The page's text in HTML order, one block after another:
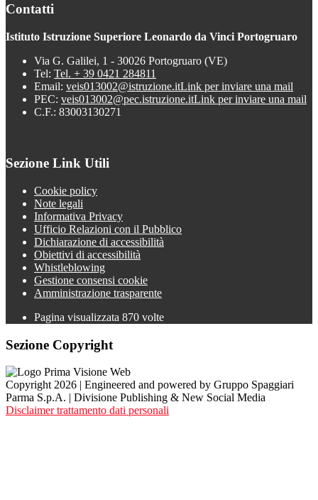
Contatti
Istituto Istruzione Superiore Leonardo da Vinci Portogruaro
Via G. Galilei, 1 - 30026 Portogruaro (VE)
Tel: Tel. + 39 0421 284811
Email: veis013002@istruzione.itLink per inviare una mail
PEC: veis013002@pec.istruzione.itLink per inviare una mail
C.F.: 83003130271
Sezione Link Utili
Cookie policy
Note legali
Informativa Privacy
Ufficio Relazioni con il Pubblico
Dichiarazione di accessibilità
Obiettivi di accessibilità
Whistleblowing
Gestione consensi cookie
Amministrazione trasparente
Pagina visualizzata 870 volte
Sezione Copyright
Copyright 2026 | Engineered and powered by Gruppo Spaggiari
Parma S.p.A. | Divisione Publishing & New Social Media
Disclaimer trattamento dati personali